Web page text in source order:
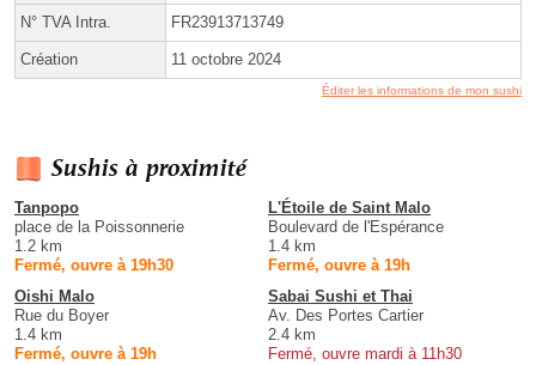
N° TVA Intra. FR23913713749
Création 11 octobre 2024
Éditer les informations de mon sushi
Sushis à proximité
Tanpopo
place de la Poissonnerie
1.2 km
Fermé, ouvre à 19h30
L'Étoile de Saint Malo
Boulevard de l'Espérance
1.4 km
Fermé, ouvre à 19h
Oishi Malo
Rue du Boyer
1.4 km
Fermé, ouvre à 19h
Sabai Sushi et Thai
Av. Des Portes Cartier
2.4 km
Fermé, ouvre mardi à 11h30